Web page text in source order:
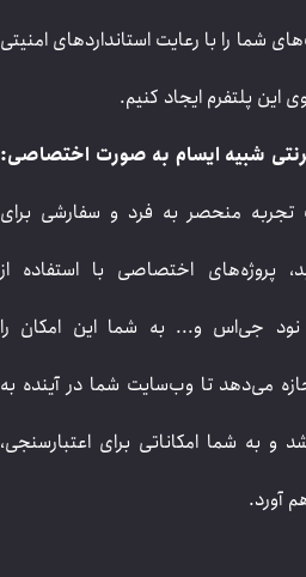
شما را با رعایت استانداردهای امنیتی
شبیه ایسام به صورت اختصاصی:
تجربه منحصر به فرد و سفارشی برای
پروژه‌های اختصاصی با استفاده از
جی‌اس و... به شما این امکان را
می‌دهد تا وب‌سایت شما در آینده به
و به شما امکاناتی برای اعتبارسنجی،
آورد.